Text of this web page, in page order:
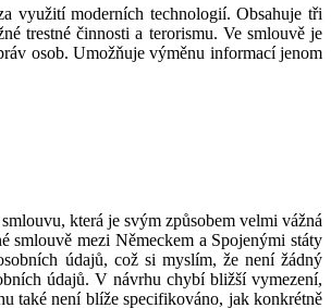
využití moderních technologií. Obsahuje tři
trestné činnosti a terorismu. Ve smlouvě je
osob. Umožňuje výměnu informací jenom
která je svým způsobem velmi vážná
smlouvě mezi Německem a Spojenými státy
údajů, což si myslím, že není žádný
údajů. V návrhu chybí bližší vymezení,
také není blíže specifikováno, jak konkrétně